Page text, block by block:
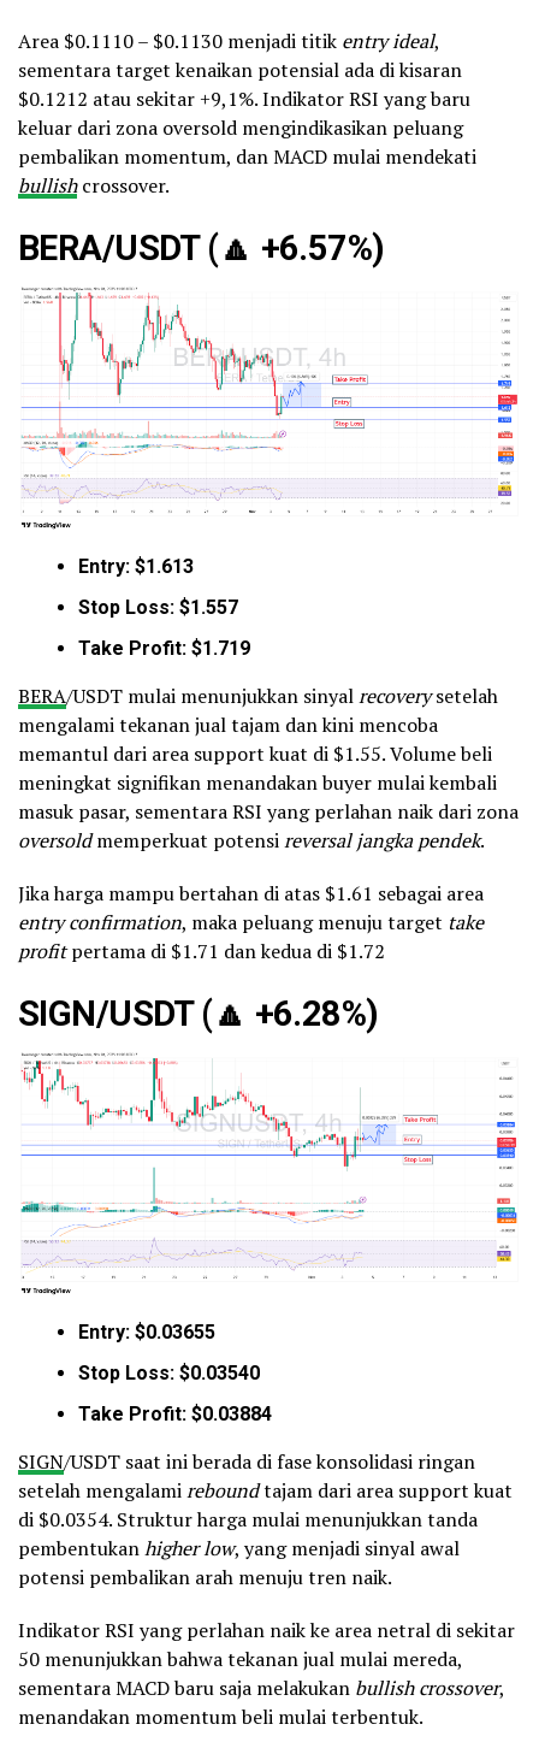
Area $0.1110 – $0.1130 menjadi titik entry ideal,
sementara target kenaikan potensial ada di kisaran
$0.1212 atau sekitar +9,1%. Indikator RSI yang baru
keluar dari zona oversold mengindikasikan peluang
pembalikan momentum, dan MACD mulai mendekati
bullishcrossover.
BERA/USDT (🔼 +6.57%)
Entry: $1.613
Stop Loss: $1.557
Take Profit: $1.719
BERA/USDT mulai menunjukkan sinyalrecoverysetelah
mengalami tekanan jual tajam dan kini mencoba
memantul dari area support kuat di $1.55. Volume beli
meningkat signifikan menandakan buyer mulai kembali
masuk pasar, sementara RSI yang perlahan naik dari zona
oversoldmemperkuat potensireversal jangka pendek.
Jika harga mampu bertahan di atas $1.61 sebagai area
entry confirmation, maka peluang menuju target take
profitpertama di $1.71 dan kedua di $1.72
SIGN/USDT (🔼 +6.28%)
Entry: $0.03655
Stop Loss: $0.03540
Take Profit: $0.03884
SIGN/USDT saat ini berada di fase konsolidasi ringan
setelah mengalamireboundtajam dari area support kuat
di $0.0354. Struktur harga mulai menunjukkan tanda
pembentukanhigher low, yang menjadi sinyal awal
potensi pembalikan arah menuju tren naik.
Indikator RSI yang perlahan naik ke area netral di sekitar
50 menunjukkan bahwa tekanan jual mulai mereda,
sementara MACD baru saja melakukan bullish crossover,
menandakan momentum beli mulai terbentuk.